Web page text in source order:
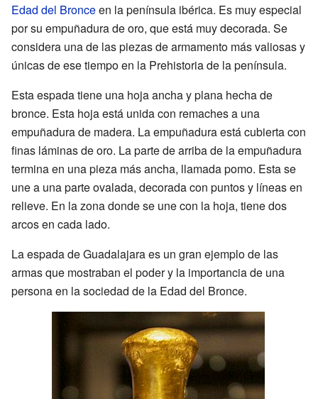
Edad del Bronceen la península ibérica. Es muy especial
por su empuñadura de oro, que está muy decorada. Se
considera una de las piezas de armamento más valiosas y
únicas de ese tiempo en la Prehistoria de la península.
Esta espada tiene una hoja ancha y plana hecha de
bronce. Esta hoja está unida con remaches a una
empuñadura de madera. La empuñadura está cubierta con
finas láminas de oro. La parte de arriba de la empuñadura
termina en una pieza más ancha, llamada pomo. Esta se
une a una parte ovalada, decorada con puntos y líneas en
relieve. En la zona donde se une con la hoja, tiene dos
arcos en cada lado.
La espada de Guadalajara es un gran ejemplo de las
armas que mostraban el poder y la importancia de una
persona en la sociedad de la Edad del Bronce.